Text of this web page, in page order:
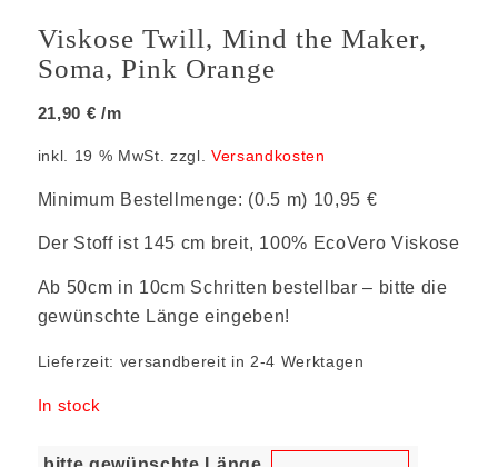
Viskose Twill, Mind the Maker,
Soma, Pink Orange
21,90 € /m
inkl. 19 % MwSt. zzgl. Versandkosten
Minimum Bestellmenge: (0.5 m) 10,95 €
Der Stoff ist 145 cm breit, 100% EcoVero Viskose
Ab 50cm in 10cm Schritten bestellbar – bitte die
gewünschte Länge eingeben!
Lieferzeit: versandbereit in 2-4 Werktagen
In stock